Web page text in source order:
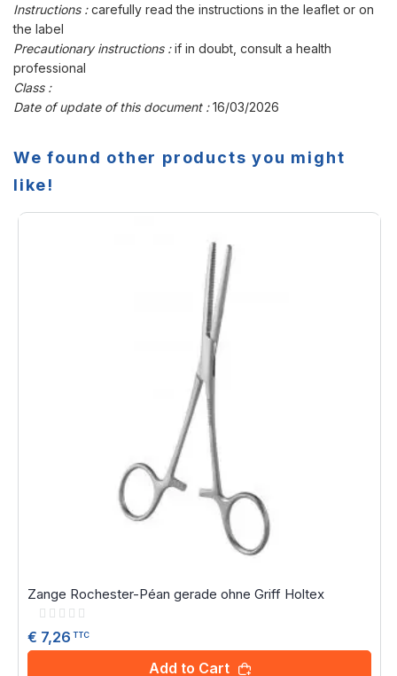
Instructions :carefully read the instructions in the leaflet or on
the label
Precautionary instructions :if in doubt, consult a health
professional
Class :
Date of update of this document :16/03/2026
We found other products you might
like!
Zange Rochester-Péan gerade ohne Griff Holtex
Rating:
€ 7,26 TTC
Add to Cart